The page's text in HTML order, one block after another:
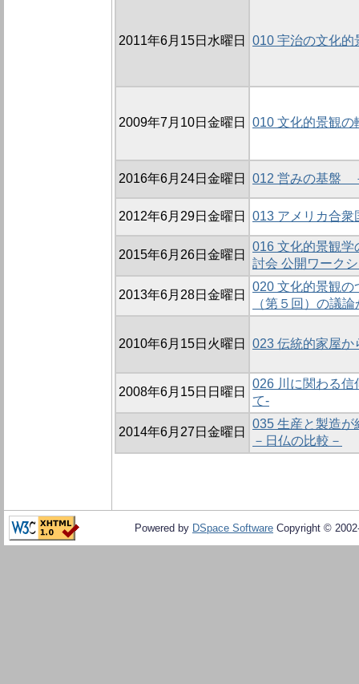
2011年6月15日水曜日 010 宇治の文化的
2009年7月10日金曜日 010 文化的景観の
2016年6月24日金曜日 012 営みの基盤
2012年6月29日金曜日 013 アメリカ合衆
2015年6月26日金曜日
016 文化的景観
討会 公開ワーク
2013年6月28日金曜日
020 文化的景観の
（第５回）の議
2010年6月15日火曜日 023 伝統的家屋か
2008年6月15日日曜日
026 川に関わる信
て-
2014年6月27日金曜日
035 生産と製造
－日仏の比較－
Powered by DSpace Software Copyright ©